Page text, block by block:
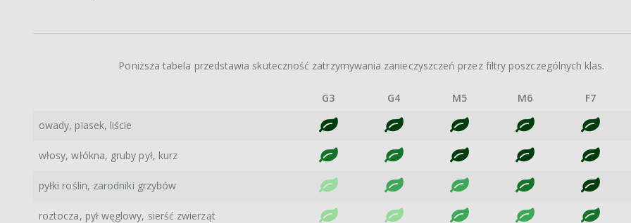
Poniższa tabela przedstawia skuteczność zatrzymywania zanieczyszczeń przez filtry poszczególnych klas.
G3 G4 M5 M6 F7
owady, piasek, liście
włosy, włókna, gruby pył, kurz
pyłki roślin, zarodniki grzybów
roztocza, pył węglowy, sierść zwierząt